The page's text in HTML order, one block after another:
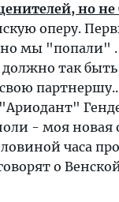
но не
оперу.
но мы "попали"
так
- моя новая
часа
о